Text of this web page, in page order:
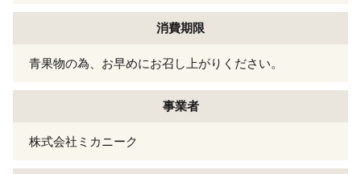
消費期限
青果物の為、お早めにお召し上がりください。
事業者
株式会社ミカニーク